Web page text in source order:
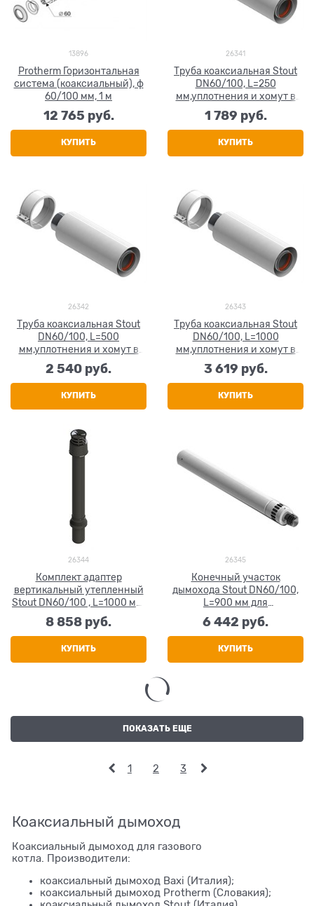
13896
Protherm Горизонтальная
система (коаксиальный), ф
60/100 мм, 1 м
12 765 руб.
КУПИТЬ
26341
Труба коаксиальная Stout
DN60/100, L=250
мм,уплотнения и хомут в
комплекте
1 789 руб.
КУПИТЬ
26342
Труба коаксиальная Stout
DN60/100, L=500
мм,уплотнения и хомут в
комплекте
2 540 руб.
КУПИТЬ
26343
Труба коаксиальная Stout
DN60/100, L=1000
мм,уплотнения и хомут в
комплекте
3 619 руб.
КУПИТЬ
26344
Комплект адаптер
вертикальный утепленный
Stout DN60/100 , L=1000 мм,
фин.уч-ок. адаптер в
комплекте.
8 858 руб.
КУПИТЬ
26345
Конечный участок
дымохода Stout DN60/100,
L=900 мм для
горизонт.прохода через
стену с оголовком из нерж.
6 442 руб.
КУПИТЬ
ПОКАЗАТЬ ЕЩЕ
1 2 3
Коаксиальный дымоход
Коаксиальный дымоход для газового
котла. Производители:
коаксиальный дымоход Baxi (Италия);
коаксиальный дымоход Protherm (Словакия);